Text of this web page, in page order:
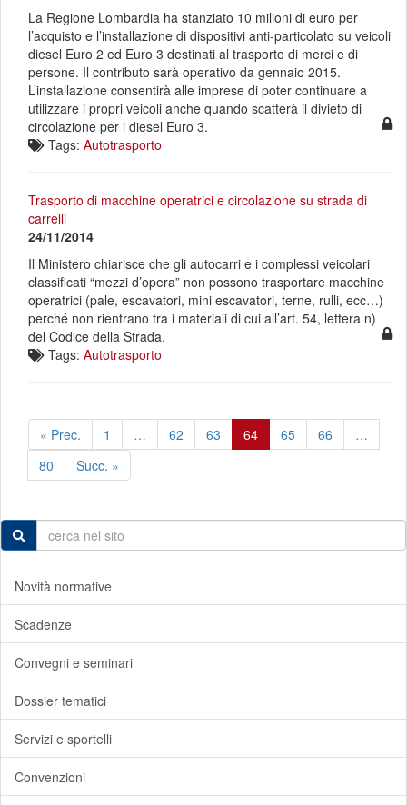
La Regione Lombardia ha stanziato 10 milioni di euro per
l’acquisto e l’installazione di dispositivi anti-particolato su veicoli
diesel Euro 2 ed Euro 3 destinati al trasporto di merci e di
persone. Il contributo sarà operativo da gennaio 2015.
L’installazione consentirà alle imprese di poter continuare a
utilizzare i propri veicoli anche quando scatterà il divieto di
circolazione per i diesel Euro 3.
Tags: Autotrasporto
Trasporto di macchine operatrici e circolazione su strada di
carrelli
24/11/2014
Il Ministero chiarisce che gli autocarri e i complessi veicolari
classificati “mezzi d’opera” non possono trasportare macchine
operatrici (pale, escavatori, mini escavatori, terne, rulli, ecc…)
perché non rientrano tra i materiali di cui all’art. 54, lettera n)
del Codice della Strada.
Tags: Autotrasporto
« Prec. 1 … 62 63 64 65 66
…
80
Succ. »
Novità normative
Scadenze
Convegni e seminari
Dossier tematici
Servizi e sportelli
Convenzioni